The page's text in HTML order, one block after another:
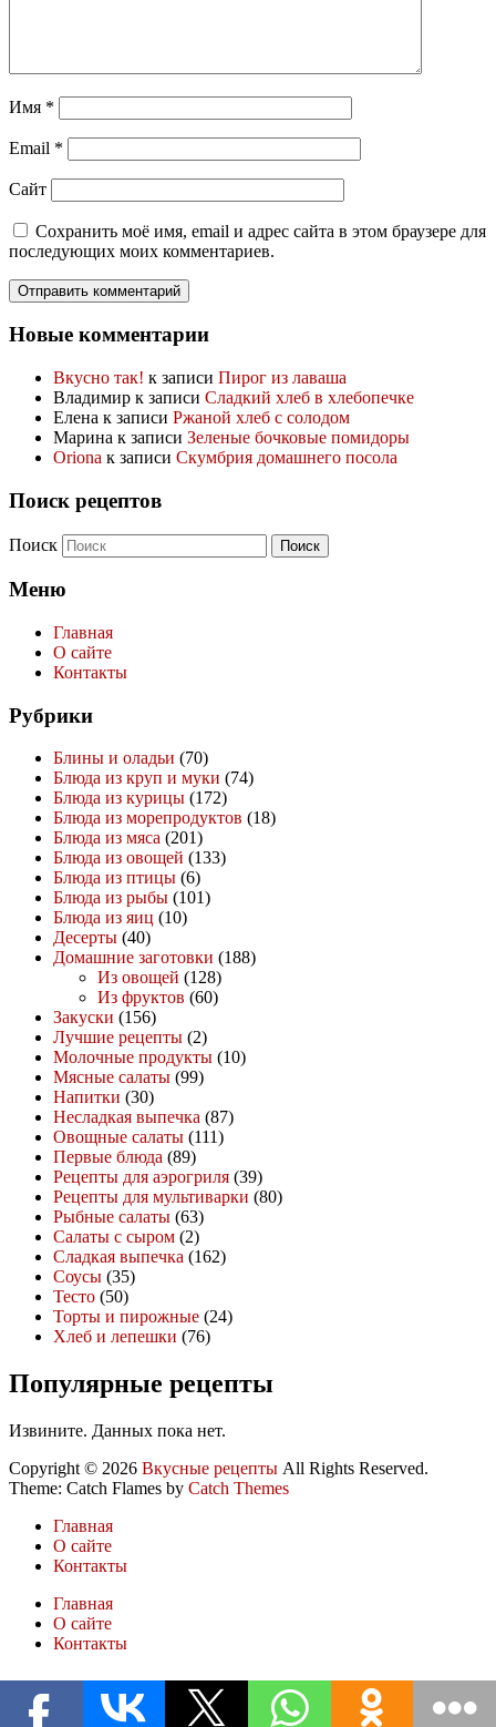
Имя *
Email *
Сайт
Сохранить моё имя, email и адрес сайта в этом браузере для
последующих моих комментариев.
Новые комментарии
Вкусно так! к записи Пирог из лаваша
Владимир к записи Сладкий хлеб в хлебопечке
Елена к записи Ржаной хлеб с солодом
Марина к записи Зеленые бочковые помидоры
Oriona к записи Скумбрия домашнего посола
Поиск рецептов
Поиск
Меню
Главная
О сайте
Контакты
Рубрики
Блины и оладьи (70)
Блюда из круп и муки (74)
Блюда из курицы (172)
Блюда из морепродуктов (18)
Блюда из мяса (201)
Блюда из овощей (133)
Блюда из птицы (6)
Блюда из рыбы (101)
Блюда из яиц (10)
Десерты (40)
Домашние заготовки (188)
Из овощей (128)
Из фруктов (60)
Закуски (156)
Лучшие рецепты (2)
Молочные продукты (10)
Мясные салаты (99)
Напитки (30)
Несладкая выпечка (87)
Овощные салаты (111)
Первые блюда (89)
Рецепты для аэрогриля (39)
Рецепты для мультиварки (80)
Рыбные салаты (63)
Салаты с сыром (2)
Сладкая выпечка (162)
Соусы (35)
Тесто (50)
Торты и пирожные (24)
Хлеб и лепешки (76)
Популярные рецепты
Извините. Данных пока нет.
Copyright © 2026 Вкусные рецепты All Rights Reserved.
Theme: Catch Flames by Catch Themes
Главная
О сайте
Контакты
Главная
О сайте
Контакты